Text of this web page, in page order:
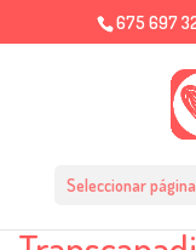
675 697
Seleccionar página